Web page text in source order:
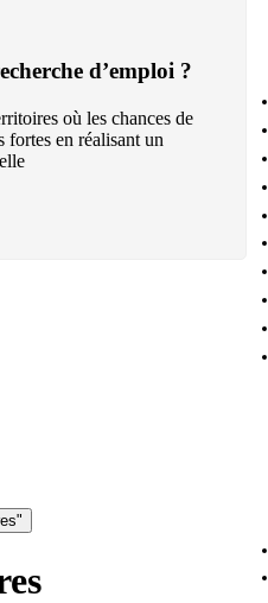
d’emploi ?
où les chances de
en réalisant un